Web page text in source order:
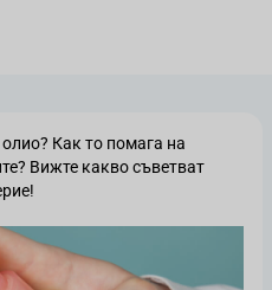
Как то помага на
Вижте какво съветват